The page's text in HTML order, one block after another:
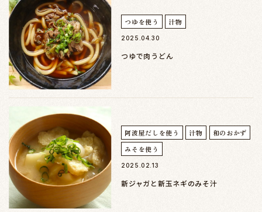
つゆを使う 汁物
2025.04.30
つゆで肉うどん
阿波屋だしを使う 汁物
和のおかず
みそを使う
2025.02.13
新ジャガと新玉ネギのみそ汁